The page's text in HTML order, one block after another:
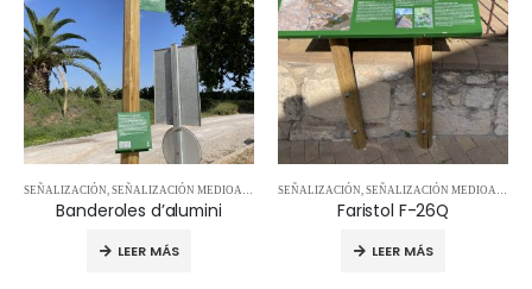
SEÑALIZACIÓN SEÑALIZACIÓN MEDIOAMBIENTAL
Banderoles d’alumini
LEER MÁS
SEÑALIZACIÓN SEÑALIZACIÓN MEDIOAMBIENTAL
Faristol F-26Q
LEER MÁS